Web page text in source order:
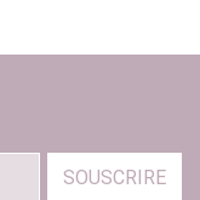
SOUSCRIRE